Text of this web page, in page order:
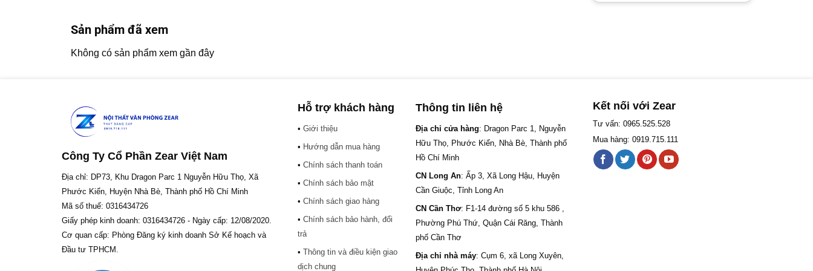
Sản phẩm đã xem
Không có sản phẩm xem gần đây
Công Ty Cổ Phần Zear Việt Nam
Địa chỉ: DP73, Khu Dragon Parc 1 Nguyễn Hữu Thọ, Xã
Phước Kiển, Huyện Nhà Bè, Thành phố Hồ Chí Minh
Mã số thuế: 0316434726
Giấy phép kinh doanh: 0316434726 - Ngày cấp: 12/08/2020.
Cơ quan cấp: Phòng Đăng ký kinh doanh Sở Kế hoạch và
Đầu tư TPHCM.
Hỗ trợ khách hàng
• Giới thiệu
• Hướng dẫn mua hàng
• Chính sách thanh toán
• Chính sách bảo mật
• Chính sách giao hàng
• Chính sách bảo hành, đổi
trả
• Thông tin và điều kiện giao
dịch chung
Thông tin liên hệ
Địa chỉ cửa hàng: Dragon Parc 1, Nguyễn
Hữu Thọ, Phước Kiển, Nhà Bè, Thành phố
Hồ Chí Minh
CN Long An: Ấp 3, Xã Long Hậu, Huyện
Cần Giuộc, Tỉnh Long An
CN Cần Thơ: F1-14 đường số 5 khu 586 ,
Phường Phú Thứ, Quận Cái Răng, Thành
phố Cần Thơ
Địa chỉ nhà máy: Cụm 6, xã Long Xuyên,
Kết nối với Zear
Tư vấn: 0965.525.528
Mua hàng: 0919.715.111